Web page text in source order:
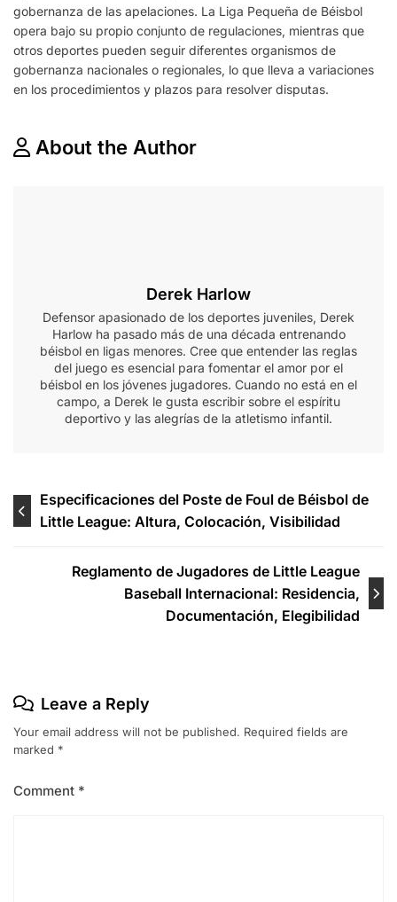
gobernanza de las apelaciones. La Liga Pequeña de Béisbol
opera bajo su propio conjunto de regulaciones, mientras que
otros deportes pueden seguir diferentes organismos de
gobernanza nacionales o regionales, lo que lleva a variaciones
en los procedimientos y plazos para resolver disputas.
About the Author
Derek Harlow
Defensor apasionado de los deportes juveniles, Derek
Harlow ha pasado más de una década entrenando
béisbol en ligas menores. Cree que entender las reglas
del juego es esencial para fomentar el amor por el
béisbol en los jóvenes jugadores. Cuando no está en el
campo, a Derek le gusta escribir sobre el espíritu
deportivo y las alegrías de la atletismo infantil.
Post
navigation
Especificaciones del Poste de Foul de Béisbol de
Little League: Altura, Colocación, Visibilidad
Reglamento de Jugadores de Little League
Baseball Internacional: Residencia,
Documentación, Elegibilidad
Leave a Reply
Your email address will not be published. Required fields are
marked *
Comment *